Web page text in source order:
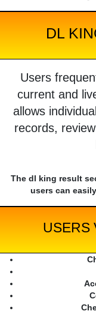
DL
Users
current and
allows
records,
The dl king result
users can
USERS